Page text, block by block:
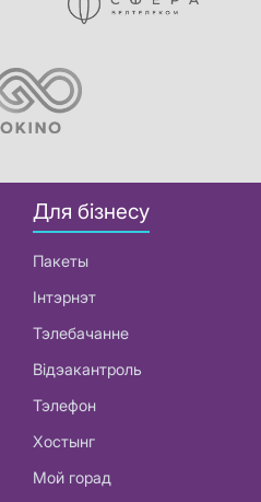
Для бізнесу
Пакеты
Інтэрнэт
Тэлебачанне
Відэакантроль
Тэлефон
Хостынг
Мой горад